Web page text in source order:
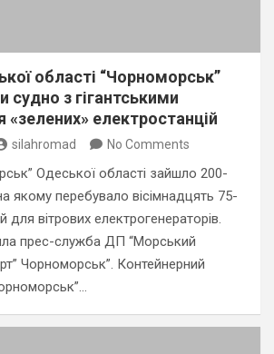
області “Чорноморськ”
судно з гігантськими
електростанцій
silahromad No Comments
Одеської області зайшло 200-
якому перебувало вісімнадцять 75-
для вітрових електрогенераторів.
прес-служба ДП “Морський
Чорноморськ”. Контейнерний